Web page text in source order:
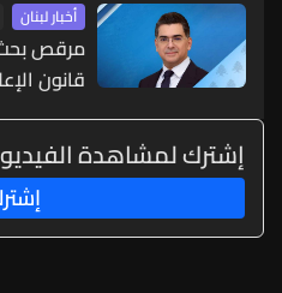
أخبار لبنان
مرقص
قانون
اليونسكو
إشترك لمشاهدة